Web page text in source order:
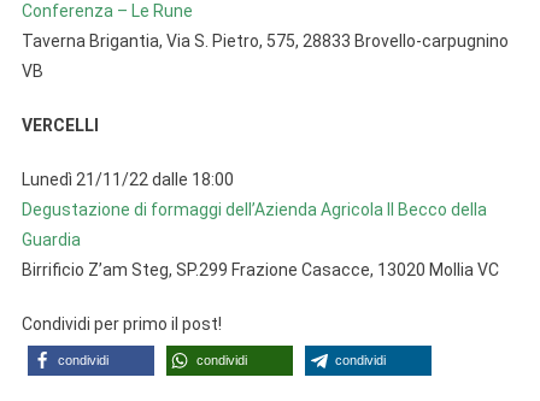
Conferenza – Le Rune
Taverna Brigantia, Via S. Pietro, 575, 28833 Brovello-carpugnino
VB
VERCELLI
Lunedì 21/11/22 dalle 18:00
Degustazione di formaggi dell’Azienda Agricola Il Becco della
Guardia
Birrificio Z’am Steg, SP.299 Frazione Casacce, 13020 Mollia VC
Condividi per primo il post!
condividi condividi condividi